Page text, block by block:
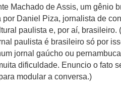
Machado de Assis, um gênio
por Daniel Piza, jornalista de
paulista e, por aí, brasileiro.
paulista é brasileiro só por
jornal gaúcho ou
dificuldade. Enuncio o fato
modular a conversa.)